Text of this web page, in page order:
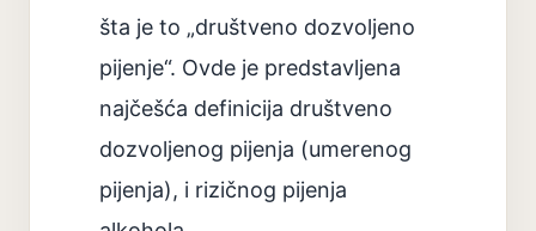
šta je to „društveno dozvoljeno
pijenje“. Ovde je predstavljena
najčešća definicija društveno
dozvoljenog pijenja (umerenog
pijenja), i rizičnog pijenja